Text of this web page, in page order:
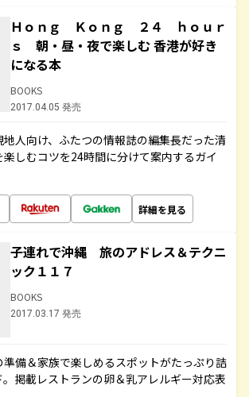
Ｈｏｎｇ Ｋｏｎｇ ２４ ｈｏｕｒ
ｓ 朝・昼・夜で楽しむ 香港が好き
になる本
BOOKS
2017.04.05 発売
人向け、ふたつの情報誌の編集長だった清
しむコツを24時間に分けて案内するガイ
詳細を見る
子連れで沖縄 旅のアドレス＆テクニ
ック１１７
BOOKS
2017.03.17 発売
備＆家族で楽しめるスポットがたっぷり詰
。掲載レストランの卵＆乳アレルギー対応表